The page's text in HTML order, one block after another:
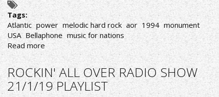
Tags:
Atlantic power melodic hard rock aor 1994 monument
USA Bellaphone music for nations
Read more about
Atlantic-
Power
ROCKIN' ALL OVER RADIO SHOW
21/1/19 PLAYLIST